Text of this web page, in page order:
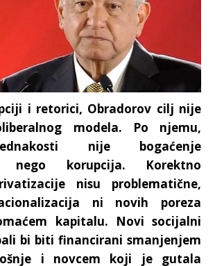
i retorici, Obradorov cilj nije
modela. Po njemu,
nije bogaćenje
nego korupcija. Korektno
nisu problematične,
ni novih poreza
kapitalu. Novi socijalni
bi biti financirani smanjenjem
i novcem koji je gutala